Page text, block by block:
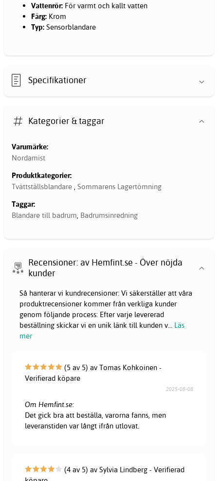
Vattenrör: För varmt och kallt vatten
Färg: Krom
Typ: Sensorblandare
Specifikationer
Kategorier & taggar
Varumärke:
Nordamist
Produktkategorier:
Tvättställsblandare , Sommarens Lagertömning
Taggar:
Blandare till badrum, Badrumsinredning
Recensioner: av Hemfint.se - Över nöjda
kunder
Så hanterar vi kundrecensioner: Vi säkerställer att våra
produktrecensioner kommer från verkliga kunder
genom följande process: Efter varje levererad
beställning skickar vi en unik länk till kunden v... Läs
mer
(5 av 5) av Tomas Kohkoinen -
Verifierad köpare
2025-08-08
Om Hemfint.se:
Det gick bra att beställa, varorna fanns, men
leveranstiden var långt ifrån utlovat.
(4 av 5) av Sylvia Lindberg - Verifierad